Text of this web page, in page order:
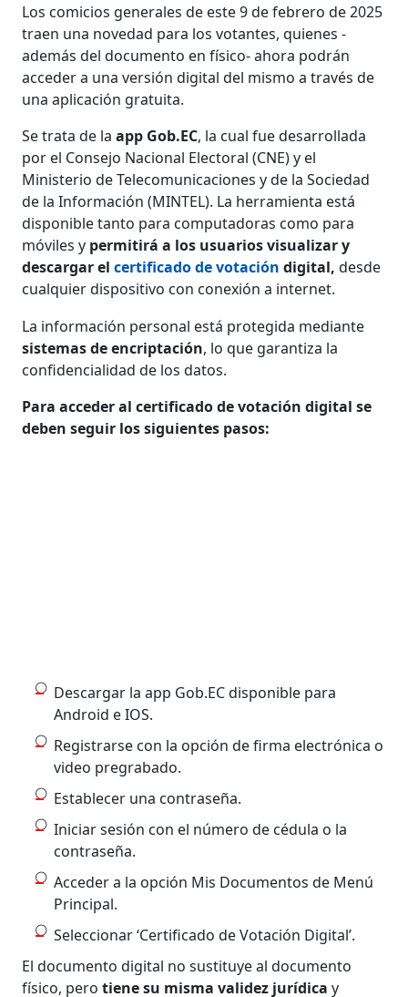
Los comicios generales de este 9 de febrero de 2025
traen una novedad para los votantes, quienes -
además del documento en físico- ahora podrán
acceder a una versión digital del mismo a través de
una aplicación gratuita.
Se trata de laapp Gob.EC, la cual fue desarrollada
por el Consejo Nacional Electoral (CNE) y el
Ministerio de Telecomunicaciones y de la Sociedad
de la Información (MINTEL). La herramienta está
disponible tanto para computadoras como para
móviles y permitirá a los usuarios visualizar y
descargar elcertificado de votación digital, desde
cualquier dispositivo con conexión a internet.
La información personal está protegida mediante
sistemas de encriptación, lo que garantiza la
confidencialidad de los datos.
Para acceder al certificado de votación digital se
deben seguir los siguientes pasos:
Descargar la app Gob.EC disponible para
Android e IOS.
Registrarse con la opción de firma electrónica o
video pregrabado.
Establecer una contraseña.
Iniciar sesión con el número de cédula o la
contraseña.
Acceder a la opción Mis Documentos de Menú
Principal.
Seleccionar ‘Certificado de Votación Digital’.
El documento digital no sustituye al documento
físico, perotiene su misma validez jurídica y